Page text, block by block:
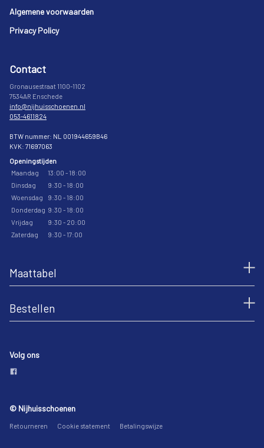
Footer
Algemene voorwaarden
Privacy Policy
Contact
Gronausestraat 1100-1102
7534AR Enschede
info@nijhuisschoenen.nl
053-4611824
BTW nummer: NL 001944659B46
KVK: 71697063
Openingstijden
Maandag
13:00 - 18:00
Dinsdag
9:30 - 18:00
Woensdag
9:30 - 18:00
Donderdag 9:30 - 18:00
Vrijdag
9:30 - 20:00
Zaterdag
9:30 - 17:00
Maattabel
Bestellen
Volg ons
© Nijhuisschoenen
Retourneren Cookie statement Betalingswijze